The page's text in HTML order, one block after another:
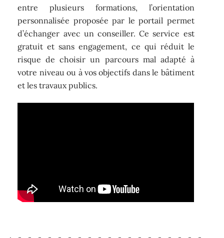
entre plusieurs formations, l’orientation
personnalisée proposée par le portail permet
d’échanger avec un conseiller. Ce service est
gratuit et sans engagement, ce qui réduit le
risque de choisir un parcours mal adapté à
votre niveau ou à vos objectifs dans le bâtiment
et les travaux publics.